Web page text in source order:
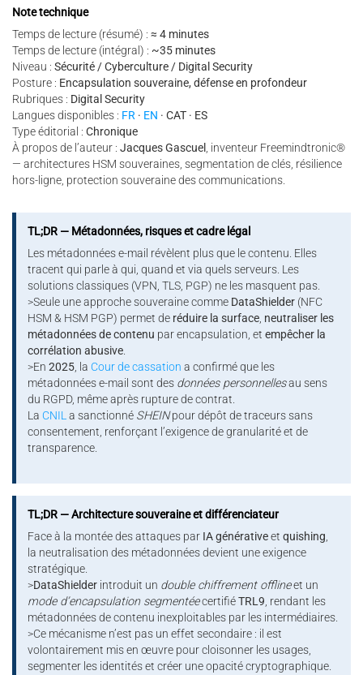
Note technique
Temps de lecture (résumé) : ≈ 4 minutes
Temps de lecture (intégral) : ~35 minutes
Niveau : Sécurité / Cyberculture / Digital Security
Posture : Encapsulation souveraine, défense en profondeur
Rubriques : Digital Security
Langues disponibles : FR · EN · CAT · ES
Type éditorial : Chronique
À propos de l’auteur : Jacques Gascuel , inventeur Freemindtronic®
— architectures HSM souveraines, segmentation de clés, résilience
hors-ligne, protection souveraine des communications.
TL;DR — Métadonnées, risques et cadre légal
Les métadonnées e-mail révèlent plus que le contenu. Elles
tracent qui parle à qui, quand et via quels serveurs. Les
solutions classiques (VPN, TLS, PGP) ne les masquent pas.
>Seule une approche souveraine comme DataShielder (NFC
HSM & HSM PGP) permet de réduire la surface, neutraliser les
métadonnées de contenu par encapsulation, etempêcher la
corrélation abusive.
>En2025, la Cour de cassation a confirmé que les
métadonnées e-mail sont des données personnellesau sens
du RGPD, même après rupture de contrat.
La CNILa sanctionné SHEINpour dépôt de traceurs sans
consentement, renforçant l’exigence de granularité et de
transparence.
TL;DR — Architecture souveraine et différenciateur
Face à la montée des attaques par IA générativeetquishing,
la neutralisation des métadonnées devient une exigence
stratégique.
>DataShielder introduit un double chiffrement offlineet un
mode d’encapsulation segmentéecertifiéTRL9, rendant les
métadonnées de contenu inexploitables par les intermédiaires.
>Ce mécanisme n’est pas un effet secondaire : il est
volontairement mis en œuvre pour cloisonner les usages,
segmenter les identités et créer une opacité cryptographique.